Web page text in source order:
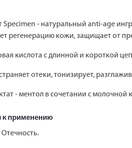
Specimen - натуральный anti-age
регенерацию кожи, защищает от
кислота с длинной и короткой
отеки, тонизирует,
- ментол в сочетании с
к применению